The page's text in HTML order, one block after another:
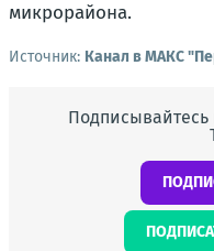
микрорайона.
Источник: Канал в МАКС